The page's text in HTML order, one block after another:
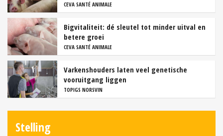
CEVA SANTÉ ANIMALE
Bigvitaliteit: dé sleutel tot minder uitval en
betere groei
CEVA SANTÉ ANIMALE
Varkenshouders laten veel genetische
vooruitgang liggen
TOPIGS NORSVIN
Stelling